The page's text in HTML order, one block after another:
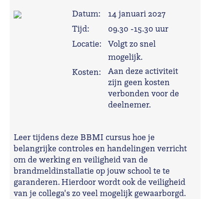
Datum:
14 januari 2027
Tijd:
09.30 -15.30 uur
Locatie:
Volgt zo snel
mogelijk.
Kosten:
Aan deze activiteit
zijn geen kosten
verbonden voor de
deelnemer.
Leer tijdens deze BBMI cursus hoe je
belangrijke controles en handelingen verricht
om de werking en veiligheid van de
brandmeldinstallatie op jouw school te te
garanderen. Hierdoor wordt ook de veiligheid
van je collega's zo veel mogelijk gewaarborgd.